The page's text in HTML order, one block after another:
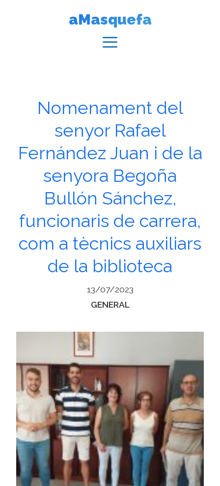
aMasquefa
Nomenament del
senyor Rafael
Fernández Juan i de la
senyora Begoña
Bullón Sánchez,
funcionaris de carrera,
com a tècnics auxiliars
de la biblioteca
13/07/2023
Categories
GENERAL